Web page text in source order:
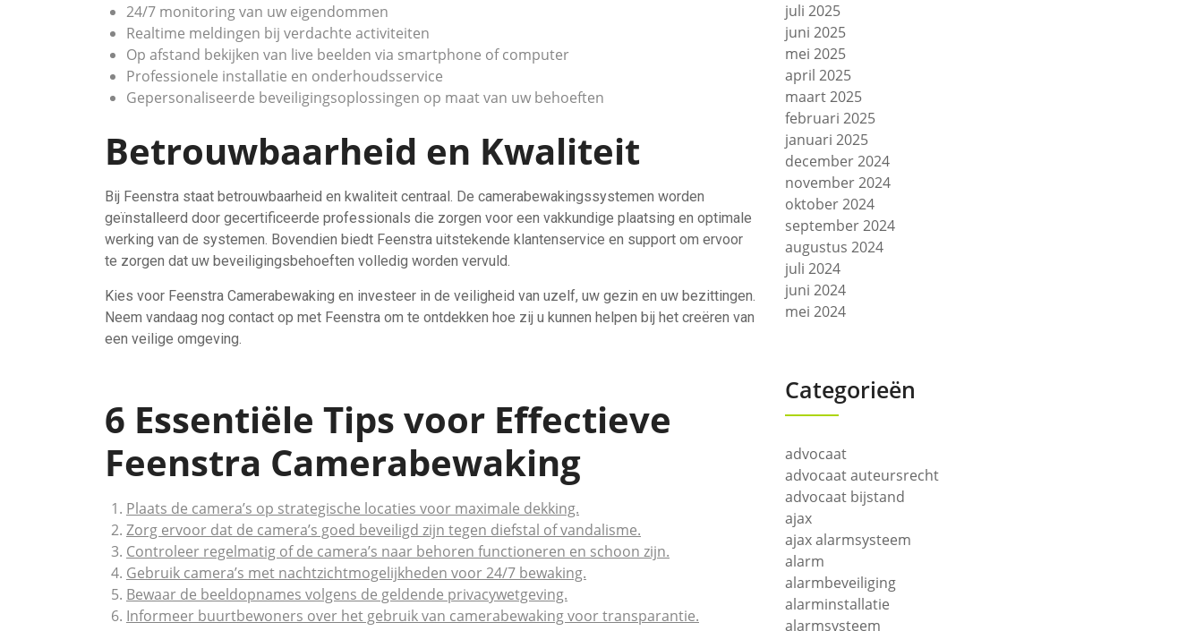
24/7 monitoring van uw eigendommen
Realtime meldingen bij verdachte activiteiten
Op afstand bekijken van live beelden via smartphone of computer
Professionele installatie en onderhoudsservice
Gepersonaliseerde beveiligingsoplossingen op maat van uw behoeften
Betrouwbaarheid en Kwaliteit
Bij Feenstra staat betrouwbaarheid en kwaliteit centraal. De camerabewakingssystemen worden
geïnstalleerd door gecertificeerde professionals die zorgen voor een vakkundige plaatsing en optimale
werking van de systemen. Bovendien biedt Feenstra uitstekende klantenservice en support om ervoor
te zorgen dat uw beveiligingsbehoeften volledig worden vervuld.
Kies voor Feenstra Camerabewaking en investeer in de veiligheid van uzelf, uw gezin en uw bezittingen.
Neem vandaag nog contact op met Feenstra om te ontdekken hoe zij u kunnen helpen bij het creëren van
een veilige omgeving.
6 Essentiële Tips voor Effectieve
Feenstra Camerabewaking
Plaats de camera’s op strategische locaties voor maximale dekking.
Zorg ervoor dat de camera’s goed beveiligd zijn tegen diefstal of vandalisme.
Controleer regelmatig of de camera’s naar behoren functioneren en schoon zijn.
Gebruik camera’s met nachtzichtmogelijkheden voor 24/7 bewaking.
Bewaar de beeldopnames volgens de geldende privacywetgeving.
Informeer buurtbewoners over het gebruik van camerabewaking voor transparantie.
juli 2025
juni 2025
mei 2025
april 2025
maart 2025
februari 2025
januari 2025
december 2024
november 2024
oktober 2024
september 2024
augustus 2024
juli 2024
juni 2024
mei 2024
Categorieën
advocaat
advocaat auteursrecht
advocaat bijstand
ajax
ajax alarmsysteem
alarm
alarmbeveiliging
alarminstallatie
alarmsysteem